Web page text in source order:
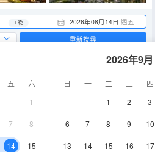
2026年08月14日 週五
1 晚
五
六
1
7 8
14 15
2026年9月
日 一 二 三
四
1
2 3
6 7 8 9 10
13 14 15 16 17
重新搜尋
空調
淋浴